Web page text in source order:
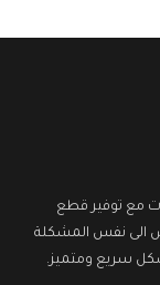
مع توفير قطع
الى نفس المشكلة
سريع ومتميز.